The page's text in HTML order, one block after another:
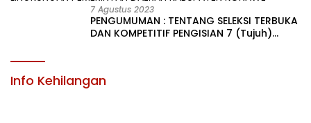
7 Agustus 2023
PENGUMUMAN : TENTANG SELEKSI TERBUKA
DAN KOMPETITIF PENGISIAN 7 (Tujuh)
Info Kehilangan